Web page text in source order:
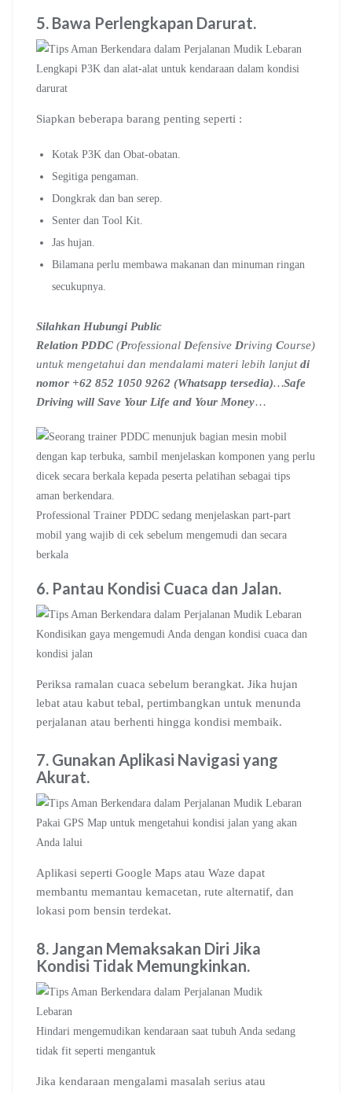
5. Bawa Perlengkapan Darurat.
Lengkapi P3K dan alat-alat untuk kendaraan dalam kondisi
darurat
Siapkan beberapa barang penting seperti :
Kotak P3K dan Obat-obatan.
Segitiga pengaman.
Dongkrak dan ban serep.
Senter dan Tool Kit.
Jas hujan.
Bilamana perlu membawa makanan dan minuman ringan
secukupnya.
Silahkan Hubungi Public
Relation PDDC (Professional Defensive Driving Course)
untuk mengetahui dan mendalami materi lebih lanjutdi
nomor +62 852 1050 9262 (Whatsapp tersedia)…Safe
Driving will Save Your Life and Your Money…
Professional Trainer PDDC sedang menjelaskan part-part
mobil yang wajib di cek sebelum mengemudi dan secara
berkala
6. Pantau Kondisi Cuaca dan Jalan.
Kondisikan gaya mengemudi Anda dengan kondisi cuaca dan
kondisi jalan
Periksa ramalan cuaca sebelum berangkat. Jika hujan
lebat atau kabut tebal, pertimbangkan untuk menunda
perjalanan atau berhenti hingga kondisi membaik.
7. Gunakan Aplikasi Navigasi yang
Akurat.
Pakai GPS Map untuk mengetahui kondisi jalan yang akan
Anda lalui
Aplikasi seperti Google Maps atau Waze dapat
membantu memantau kemacetan, rute alternatif, dan
lokasi pom bensin terdekat.
8. Jangan Memaksakan Diri Jika
Kondisi Tidak Memungkinkan.
Hindari mengemudikan kendaraan saat tubuh Anda sedang
tidak fit seperti mengantuk
Jika kendaraan mengalami masalah serius atau